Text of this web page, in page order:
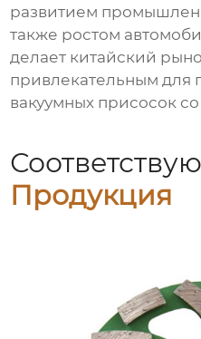
развитием
также ростом
делает китайский
привлекательным для
вакуумных присосок
Продукция